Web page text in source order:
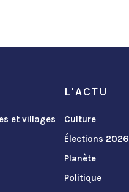
et villages
L'ACTU
Culture
Élections 2026
Planète
Politique